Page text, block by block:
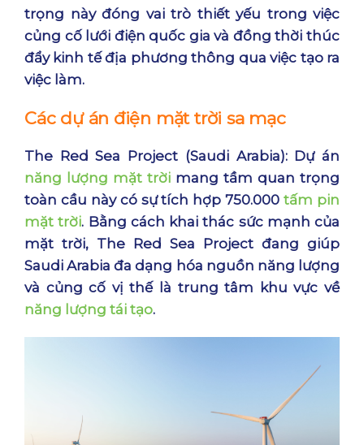
trọng này đóng vai trò thiết yếu trong việc
củng cố lưới điện quốc gia và đồng thời thúc
đẩy kinh tế địa phương thông qua việc tạo ra
việc làm.
Các dự án điện mặt trời sa mạc
The Red Sea Project (Saudi Arabia): Dự án
năng lượng mặt trời mang tầm quan trọng
toàn cầu này có sự tích hợp 750.000tấm pin
mặt trời. Bằng cách khai thác sức mạnh của
mặt trời, The Red Sea Project đang giúp
Saudi Arabia đa dạng hóa nguồn năng lượng
và củng cố vị thế là trung tâm khu vực về
năng lượng tái tạo.